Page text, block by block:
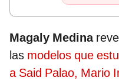
Magaly Medina
las modelos que
a Said Palao, Mario